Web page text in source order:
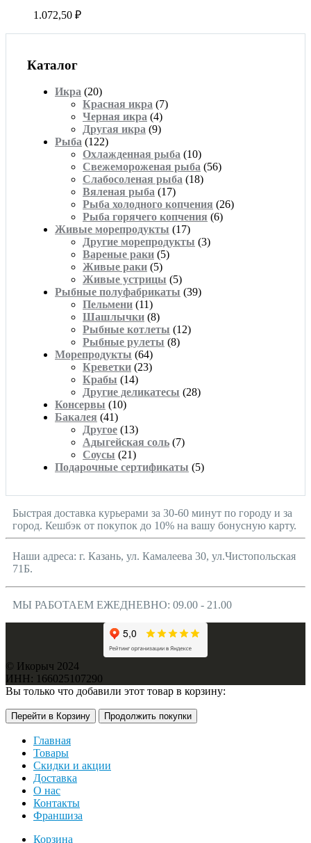
1.072,50 ₽
Каталог
Икра (20)
Красная икра (7)
Черная икра (4)
Другая икра (9)
Рыба (122)
Охлажденная рыба (10)
Свежемороженая рыба (56)
Слабосоленая рыба (18)
Вяленая рыба (17)
Рыба холодного копчения (26)
Рыба горячего копчения (6)
Живые морепродукты (17)
Другие морепродукты (3)
Вареные раки (5)
Живые раки (5)
Живые устрицы (5)
Рыбные полуфабрикаты (39)
Пельмени (11)
Шашлычки (8)
Рыбные котлеты (12)
Рыбные рулеты (8)
Морепродукты (64)
Креветки (23)
Крабы (14)
Другие деликатесы (28)
Консервы (10)
Бакалея (41)
Другое (13)
Адыгейская соль (7)
Соусы (21)
Подарочные сертификаты (5)
Быстрая доставка курьерами за 30-60 минут по городу и за
город. Кешбэк от покупок до 10% на вашу бонусную карту.
Наши адреса: г. Казань, ул. Камалеева 30, ул.Чистопольская
71Б.
МЫ РАБОТАЕМ ЕЖЕДНЕВНО: 09.00 - 21.00
© Икорыч 2024
ИНН: 166025107290
Вы только что добавили этот товар в корзину:
Перейти в Корзину Продолжить покупки
Главная
Товары
Скидки и акции
Доставка
О нас
Контакты
Франшиза
Корзина